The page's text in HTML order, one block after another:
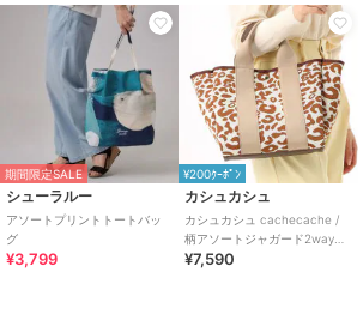
期間限定SALE
シューラルー
アソートプリントトートバッ
グ
¥3,799
¥200ｸｰﾎﾟﾝ
カシュカシュ
カシュカシュ cachecache /
柄アソートジャガード2wayト
ートバッグ
¥7,590